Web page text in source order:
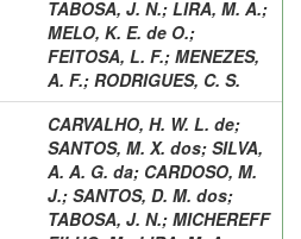
TABOSA, J. N.; LIRA, M. A.;
MELO, K. E. de O.;
FEITOSA, L. F.; MENEZES,
A. F.; RODRIGUES, C. S.
CARVALHO, H. W. L. de;
SANTOS, M. X. dos; SILVA,
A. A. G. da; CARDOSO, M.
J.; SANTOS, D. M. dos;
TABOSA, J. N.; MICHEREFF